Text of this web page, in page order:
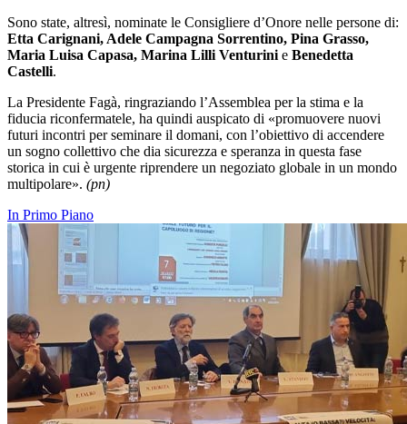
Sono state, altresì, nominate le Consigliere d’Onore nelle persone di:
Etta Carignani, Adele Campagna Sorrentino, Pina Grasso,
Maria Luisa Capasa, Marina Lilli Venturini e Benedetta
Castelli.
La Presidente Fagà, ringraziando l’Assemblea per la stima e la
fiducia riconfermatele, ha quindi auspicato di «promuovere nuovi
futuri incontri per seminare il domani, con l’obiettivo di accendere
un sogno collettivo che dia sicurezza e speranza in questa fase
storica in cui è urgente riprendere un negoziato globale in un mondo
multipolare». (pn)
In Primo Piano